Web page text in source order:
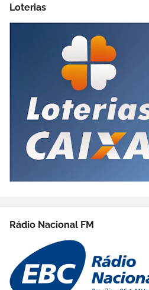
Loterias
Rádio Nacional FM